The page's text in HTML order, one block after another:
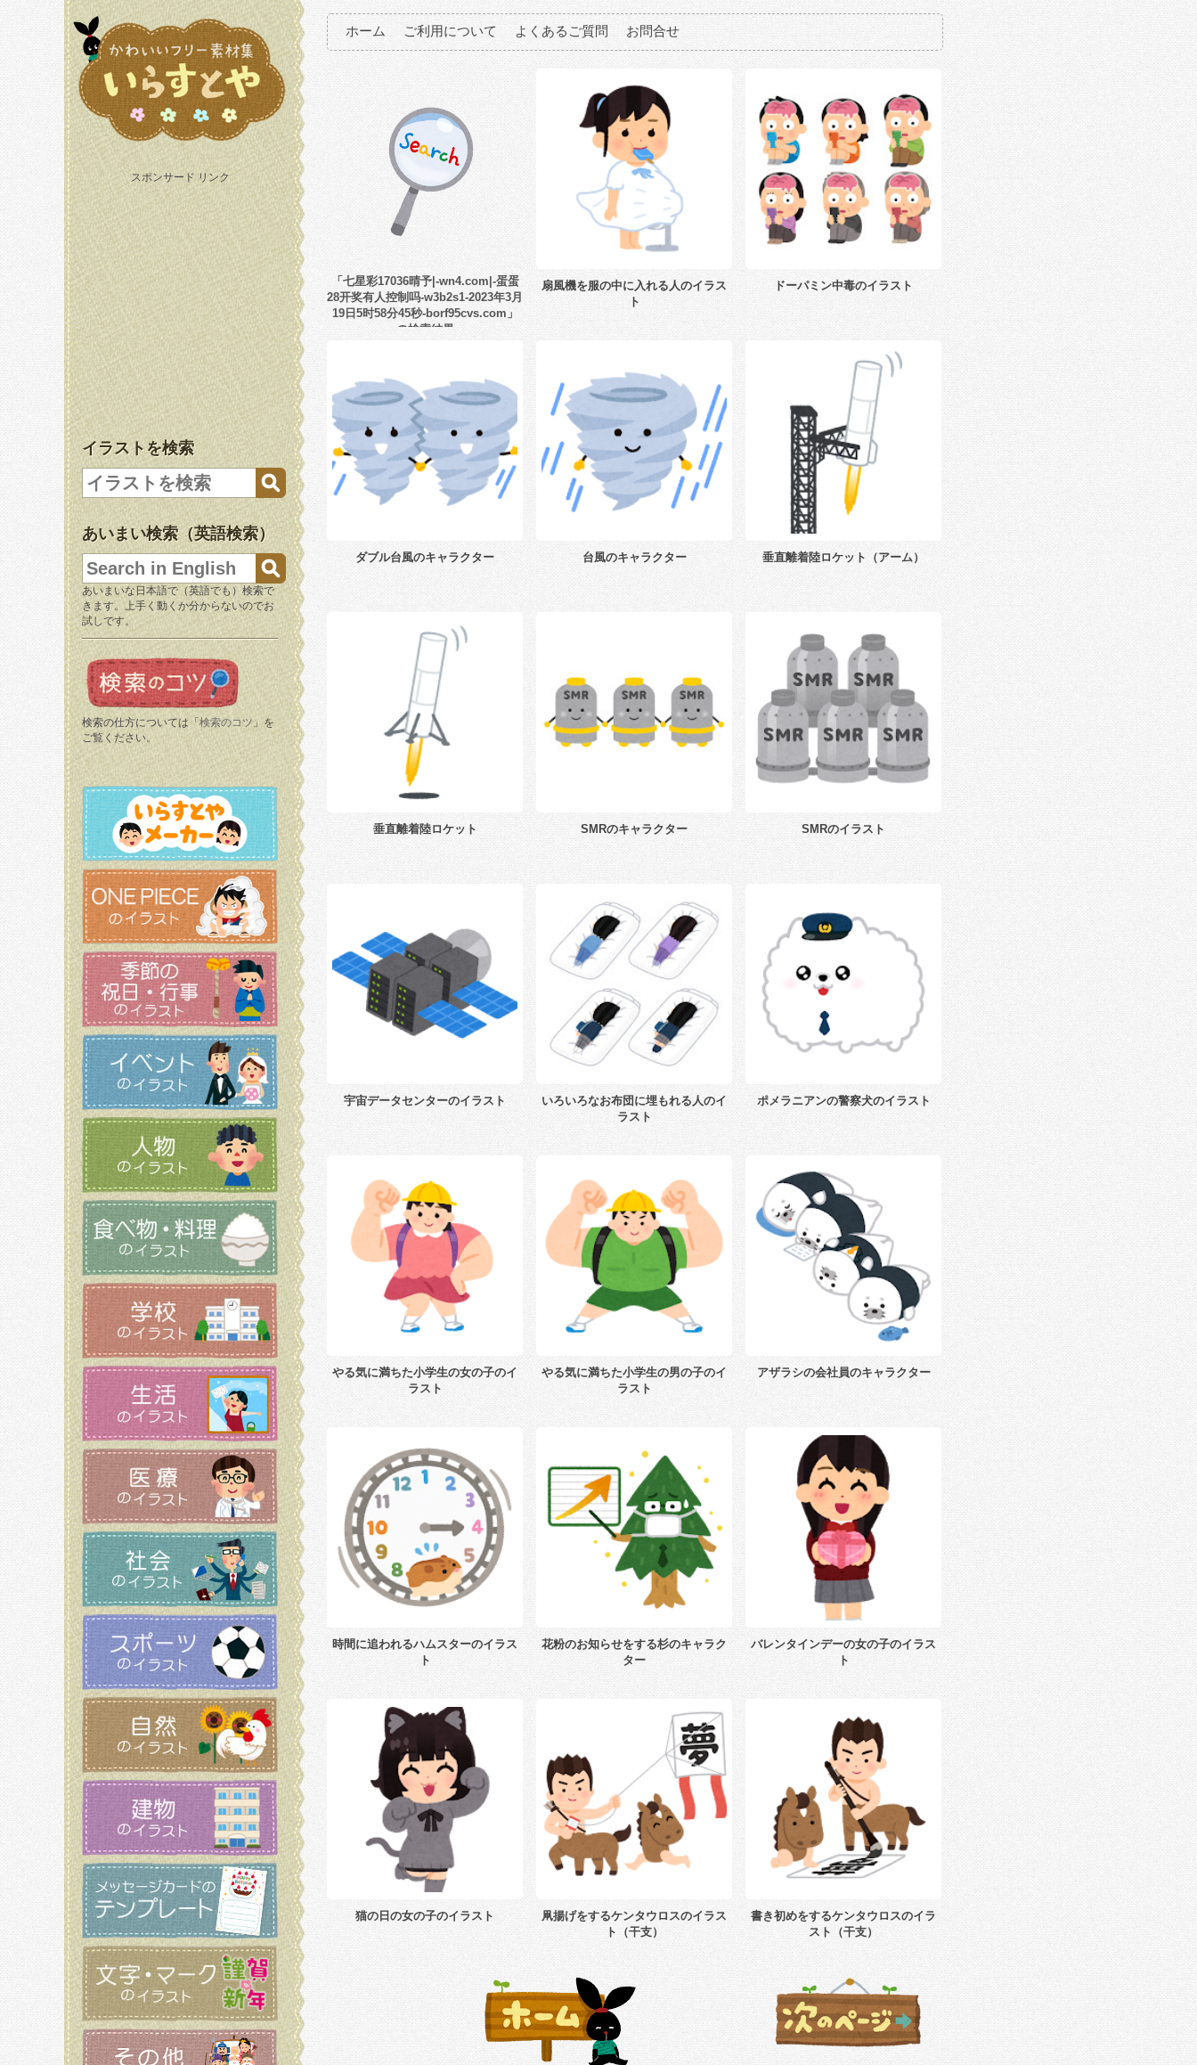
スポンサード リンク
イラストを検索
あいまい検索（英語検索）
あいまいな日本語で（英語でも）検索で
きます。上手く動くか分からないのでお
試しです。
検索の仕方については「 検索のコツ 」を
ご覧ください。
ホーム ご利用について よくあるご質問 お問合せ
「七星彩17036晴予|-wn4.com|-蛋蛋
28开奖有人控制吗-w3b2s1-2023年3月
19日5时58分45秒-borf95cvs.com」
の検索結果
扇風機を服の中に入れる人のイラス
ト
ドーパミン中毒のイラスト
ダブル台風のキャラクター 台風のキャラクター 垂直離着陸ロケット（アーム）
垂直離着陸ロケット SMRのキャラクター SMRのイラスト
宇宙データセンターのイラスト
いろいろなお布団に埋もれる人のイ
ラスト
ポメラニアンの警察犬のイラスト
やる気に満ちた小学生の女の子のイ
ラスト
やる気に満ちた小学生の男の子のイ
ラスト
アザラシの会社員のキャラクター
時間に追われるハムスターのイラス
ト
花粉のお知らせをする杉のキャラク
ター
バレンタインデーの女の子のイラス
ト
猫の日の女の子のイラスト
凧揚げをするケンタウロスのイラス
ト（干支）
書き初めをするケンタウロスのイラ
スト（干支）